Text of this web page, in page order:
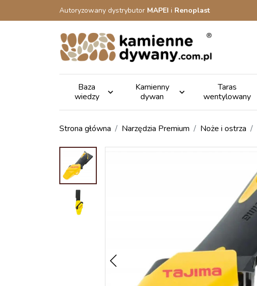
Autoryzowany dystrybutor MAPEI i Renoplast
Baza
wiedzy

Kamienny
dywan

Taras
wentylowany
Strona główna Narzędzia Premium Noże i ostrza